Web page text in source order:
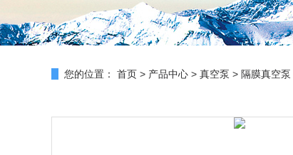
您的位置： 首页 > 产品中心 > 真空泵 > 隔膜真空泵